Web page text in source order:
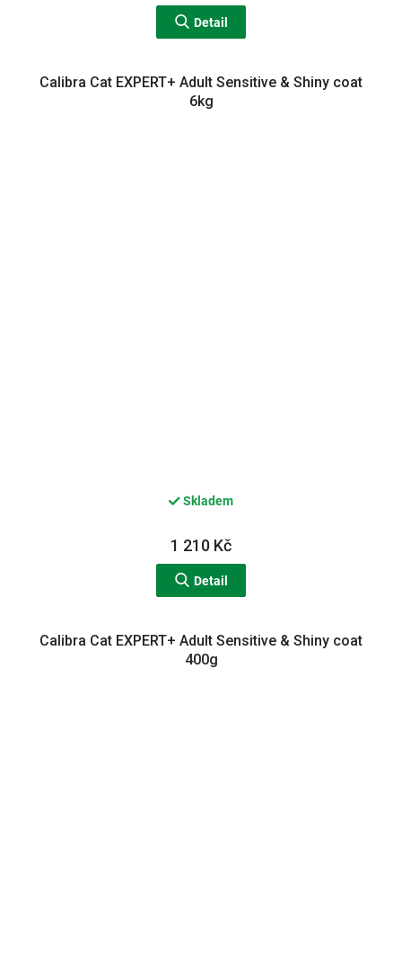
Detail
Calibra Cat EXPERT+ Adult Sensitive & Shiny coat
6kg
Skladem
1 210 Kč
Detail
Calibra Cat EXPERT+ Adult Sensitive & Shiny coat
400g